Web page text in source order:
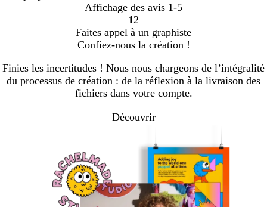
Affichage des avis 1-5
Accéder
à
la
1 Accéder
à
la
2
Faites appel à un graphiste
Confiez-nous la création !
Finies les incertitudes ! Nous nous chargeons de l’intégralité
du processus de création : de la réflexion à la livraison des
fichiers dans votre compte.
Découvrir